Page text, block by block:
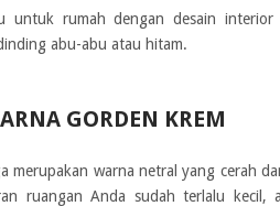
untuk rumah dengan desain
abu-abu atau hitam.
GORDEN KREM
merupakan warna netral yang cerah
ruangan Anda sudah terlalu kecil,